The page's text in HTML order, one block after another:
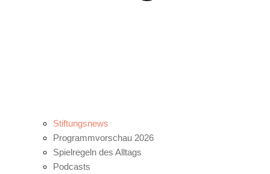
Stiftungsnews
Programmvorschau 2026
Spielregeln des Alltags
Podcasts